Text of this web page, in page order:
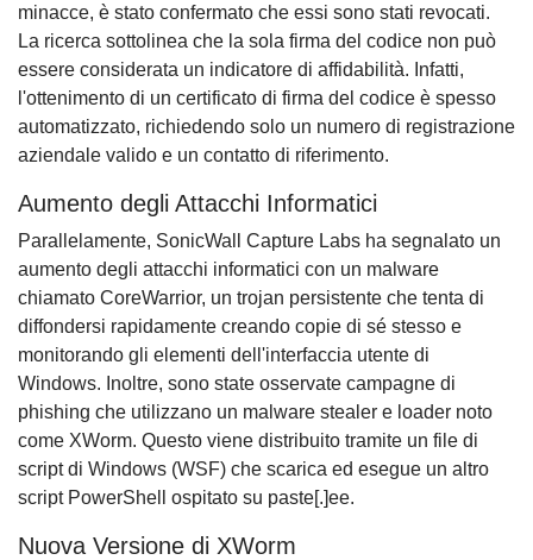
minacce, è stato confermato che essi sono stati revocati.
La ricerca sottolinea che la sola firma del codice non può
essere considerata un indicatore di affidabilità. Infatti,
l'ottenimento di un certificato di firma del codice è spesso
automatizzato, richiedendo solo un numero di registrazione
aziendale valido e un contatto di riferimento.
Aumento degli Attacchi Informatici
Parallelamente, SonicWall Capture Labs ha segnalato un
aumento degli attacchi informatici con un malware
chiamato CoreWarrior, un trojan persistente che tenta di
diffondersi rapidamente creando copie di sé stesso e
monitorando gli elementi dell'interfaccia utente di
Windows. Inoltre, sono state osservate campagne di
phishing che utilizzano un malware stealer e loader noto
come XWorm. Questo viene distribuito tramite un file di
script di Windows (WSF) che scarica ed esegue un altro
script PowerShell ospitato su paste[.]ee.
Nuova Versione di XWorm